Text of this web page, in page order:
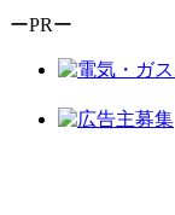
ーPRー